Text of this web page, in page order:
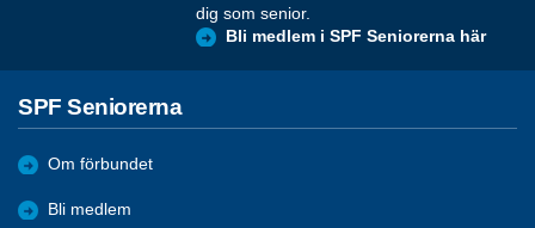
dig som senior.
Bli medlem i SPF Seniorerna här
SPF Seniorerna
Om förbundet
Bli medlem